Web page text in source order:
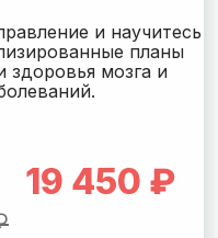
и научитесь
планы
здоровья мозга и
19 450 ₽